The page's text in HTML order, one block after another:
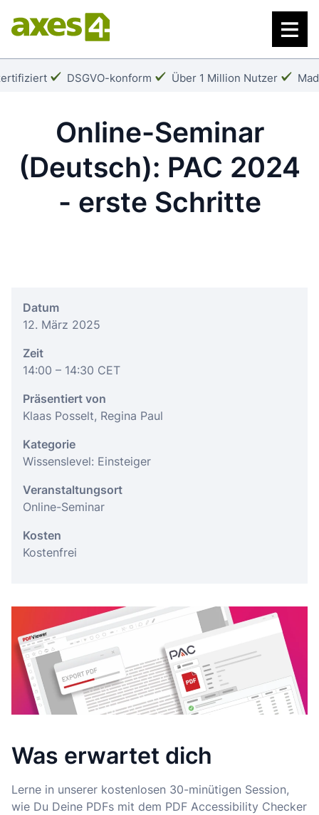
Zum
Hauptinhalt
Häkchen:
DSGVO-konform
Häkchen:
Über 1 Million Nutzer
Online-Seminar
(Deutsch): PAC 2024
- erste Schritte
Datum
12. März 2025
Zeit
14:00 – 14:30 CET
Präsentiert von
Klaas Posselt, Regina Paul
Kategorie
Wissenslevel: Einsteiger
Veranstaltungsort
Online-Seminar
Kosten
Kostenfrei
Was erwartet dich
Lerne in unserer kostenlosen 30-minütigen Session,
wie Du Deine PDFs mit dem PDF Accessibility Checker